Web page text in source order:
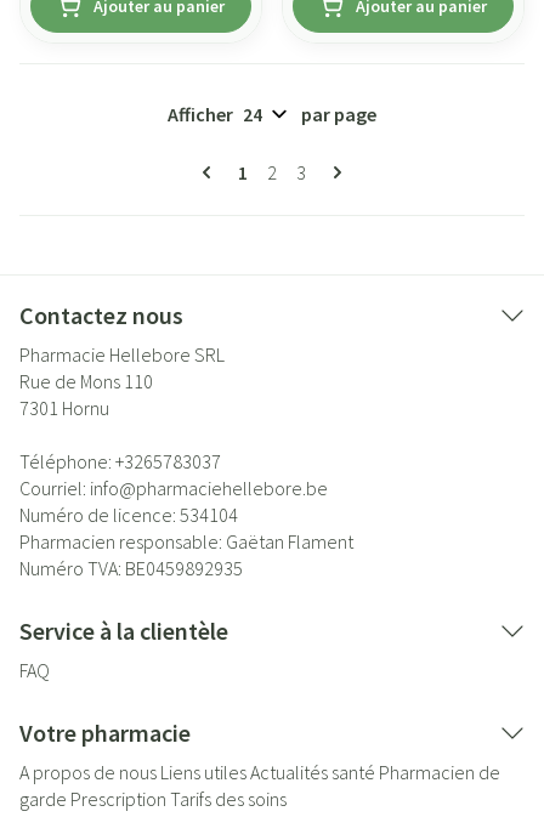
Ajouter au panier Ajouter au panier
Pages
Vous lisez actuellement la page
1 Page
2 Page
3
Afficher par page
Contactez nous
Pharmacie Hellebore SRL
Rue de Mons 110
7301 Hornu
Téléphone: +3265783037
Courriel: info@pharmaciehellebore.be
Numéro de licence: 534104
Pharmacien responsable: Gaëtan Flament
Numéro TVA: BE0459892935
Service à la clientèle
FAQ
Votre pharmacie
A propos de nous Liens utilesActualités santé Pharmacien de
garde Prescription Tarifs des soins